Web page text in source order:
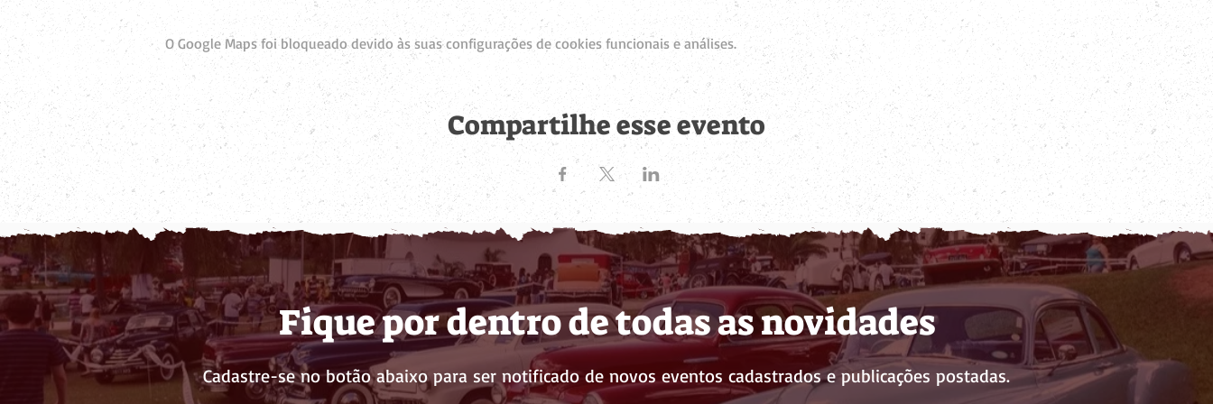
O Google Maps foi bloqueado devido às suas configurações de cookies funcionais e análises.
Compartilhe esse evento
Cadastre-se no botão abaixo para ser notificado de novos eventos cadastrados e publicações postadas.
Fique por dentro de todas as novidades